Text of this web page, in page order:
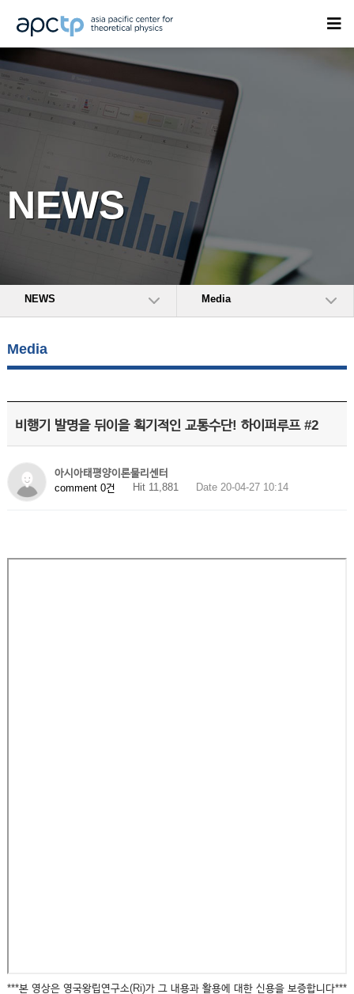
NEWS
NEWS Media
Media
비행기 발명을 뒤이을 획기적인 교통수단! 하이퍼루프 #2
아시아태평양이론물리센터
comment 0건
Hit 11,881 Date 20-04-27 10:14
***본 영상은 영국왕립연구소(Ri)가 그 내용과 활용에 대한 신용을 보증합니다***